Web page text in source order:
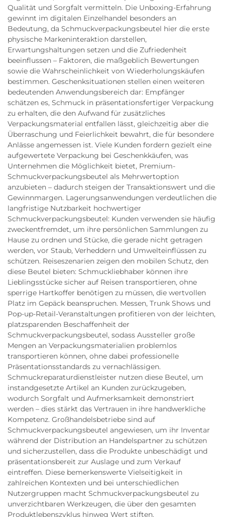
Qualität und Sorgfalt vermitteln. Die Unboxing-Erfahrung
gewinnt im digitalen Einzelhandel besonders an
Bedeutung, da Schmuckverpackungsbeutel hier die erste
physische Markeninteraktion darstellen,
Erwartungshaltungen setzen und die Zufriedenheit
beeinflussen – Faktoren, die maßgeblich Bewertungen
sowie die Wahrscheinlichkeit von Wiederholungskäufen
bestimmen. Geschenksituationen stellen einen weiteren
bedeutenden Anwendungsbereich dar: Empfänger
schätzen es, Schmuck in präsentationsfertiger Verpackung
zu erhalten, die den Aufwand für zusätzliches
Verpackungsmaterial entfallen lässt, gleichzeitig aber die
Überraschung und Feierlichkeit bewahrt, die für besondere
Anlässe angemessen ist. Viele Kunden fordern gezielt eine
aufgewertete Verpackung bei Geschenkkäufen, was
Unternehmen die Möglichkeit bietet, Premium-
Schmuckverpackungsbeutel als Mehrwertoption
anzubieten – dadurch steigen der Transaktionswert und die
Gewinnmargen. Lagerungsanwendungen verdeutlichen die
langfristige Nutzbarkeit hochwertiger
Schmuckverpackungsbeutel: Kunden verwenden sie häufig
zweckentfremdet, um ihre persönlichen Sammlungen zu
Hause zu ordnen und Stücke, die gerade nicht getragen
werden, vor Staub, Verheddern und Umwelteinflüssen zu
schützen. Reiseszenarien zeigen den mobilen Schutz, den
diese Beutel bieten: Schmuckliebhaber können ihre
Lieblingsstücke sicher auf Reisen transportieren, ohne
sperrige Hartkoffer benötigen zu müssen, die wertvollen
Platz im Gepäck beanspruchen. Messen, Trunk Shows und
Pop-up-Retail-Veranstaltungen profitieren von der leichten,
platzsparenden Beschaffenheit der
Schmuckverpackungsbeutel, sodass Aussteller große
Mengen an Verpackungsmaterialien problemlos
transportieren können, ohne dabei professionelle
Präsentationsstandards zu vernachlässigen.
Schmuckreparaturdienstleister nutzen diese Beutel, um
instandgesetzte Artikel an Kunden zurückzugeben,
wodurch Sorgfalt und Aufmerksamkeit demonstriert
werden – dies stärkt das Vertrauen in ihre handwerkliche
Kompetenz. Großhandelsbetriebe sind auf
Schmuckverpackungsbeutel angewiesen, um ihr Inventar
während der Distribution an Handelspartner zu schützen
und sicherzustellen, dass die Produkte unbeschädigt und
präsentationsbereit zur Auslage und zum Verkauf
eintreffen. Diese bemerkenswerte Vielseitigkeit in
zahlreichen Kontexten und bei unterschiedlichen
Nutzergruppen macht Schmuckverpackungsbeutel zu
unverzichtbaren Werkzeugen, die über den gesamten
Produktlebenszyklus hinweg Wert stiften.